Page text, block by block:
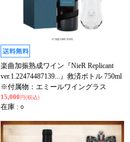
楽曲加振熟成ワイン『NieR Replicant
ver.1.22474487139...』救済ボトル 750ml
※付属物：エミールワイングラス
15,000 円(税込)
在庫 : ○